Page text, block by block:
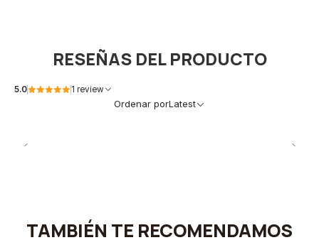
RESEÑAS DEL PRODUCTO
5.0 1 review
Ordenar porLatest
TAMBIÉN TE RECOMENDAMOS